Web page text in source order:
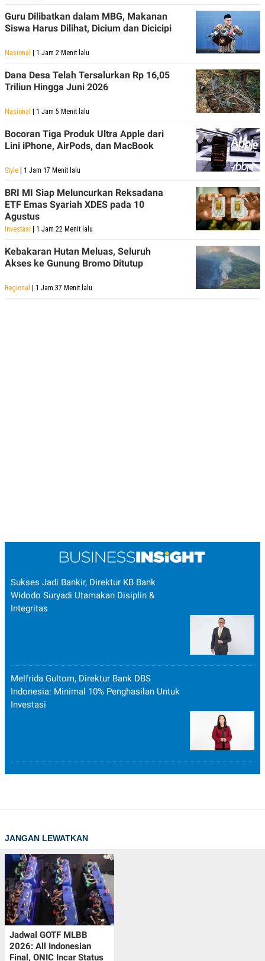
Guru Dilibatkan dalam MBG, Makanan
Siswa Harus Dilihat, Dicium dan Dicicipi
Nasional | 1 Jam 2 Menit lalu
Dana Desa Telah Tersalurkan Rp 16,05
Triliun Hingga Juni 2026
Nasional | 1 Jam 5 Menit lalu
Bocoran Tiga Produk Ultra Apple dari
Lini iPhone, AirPods, dan MacBook
Style | 1 Jam 17 Menit lalu
BRI MI Siap Meluncurkan Reksadana
ETF Emas Syariah XDES pada 10
Agustus
Investasi | 1 Jam 22 Menit lalu
Kebakaran Hutan Meluas, Seluruh
Akses ke Gunung Bromo Ditutup
Regional | 1 Jam 37 Menit lalu
Sukses Jadi Bankir, Direktur KB Bank
Widodo Suryadi Utamakan Disiplin &
Integritas
Melfrida Gultom, Direktur Bank DBS
Indonesia: Minimal 10% Penghasilan Untuk
Investasi
JANGAN LEWATKAN
Jadwal GOTF MLBB
2026: All Indonesian
Final, ONIC Incar Status